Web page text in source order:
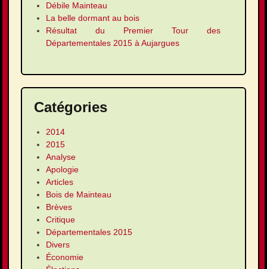
Débile Mainteau
La belle dormant au bois
Résultat du Premier Tour des
Départementales 2015 à Aujargues
Catégories
2014
2015
Analyse
Apologie
Articles
Bois de Mainteau
Brèves
Critique
Départementales 2015
Divers
Économie